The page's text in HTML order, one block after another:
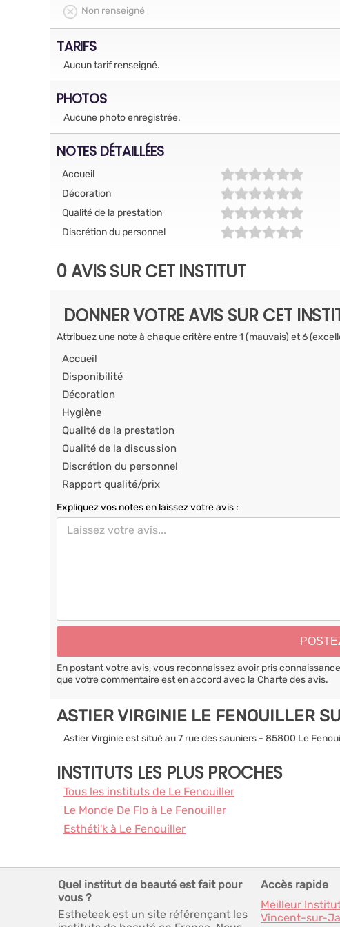
Non renseigné
TARIFS
Aucun tarif renseigné.
PHOTOS
Aucune photo enregistrée.
NOTES DÉTAILLÉES
Accueil
Décoration
Qualité de la prestation
Discrétion du personnel
0 AVIS SUR CET INSTITUT
DONNER VOTRE AVIS SUR CET
Attribuez une note à chaque critère entre 1 (mauvais) et 6
Accueil
Disponibilité
Décoration
Hygiène
Qualité de la prestation
Qualité de la discussion
Discrétion du personnel
Rapport qualité/prix
Expliquez vos notes en laissez votre avis :
En postant votre avis, vous reconnaissez avoir pris
que votre commentaire est en accord avec la Charte des avis.
ASTIER VIRGINIE LE FENOUILLER
Astier Virginie est situé au 7 rue des sauniers - 85800 Le
INSTITUTS LES PLUS PROCHES
Tous les instituts de Le Fenouiller
Le Monde De Flo à Le Fenouiller
Esthéti'k à Le Fenouiller
Quel institut de beauté est fait pour
vous ?
Estheteek est un site référençant les
Accès rapide
Meilleur
Vincent-sur-